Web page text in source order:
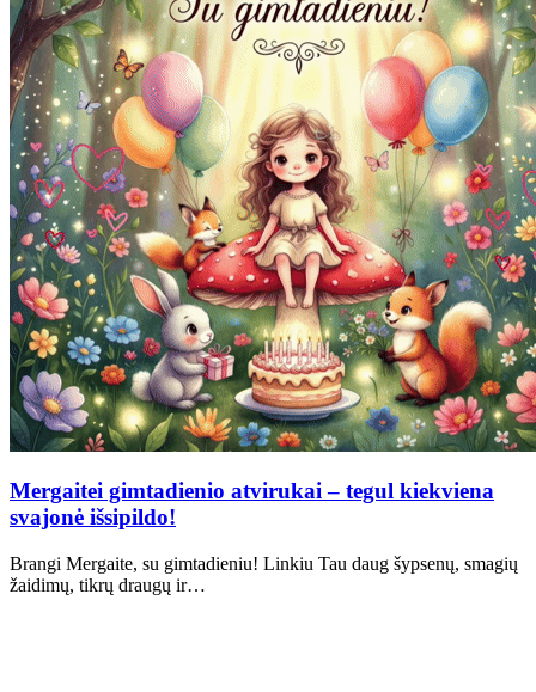
Mergaitei gimtadienio atvirukai – tegul kiekviena
svajonė išsipildo!
Brangi Mergaite, su gimtadieniu! Linkiu Tau daug šypsenų, smagių
žaidimų, tikrų draugų ir…